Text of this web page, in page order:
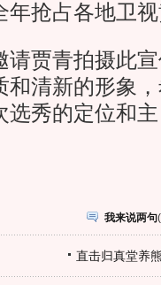
年抢占各地卫
贾青拍摄此宣
和清新的形象
选秀的定位和
我来说两句(
直击归真堂养